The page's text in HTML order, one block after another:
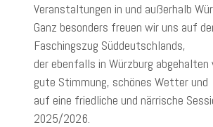
Veranstaltungen in und außerhalb
Ganz besonders freuen wir uns auf
Faschingszug Süddeutschlands,
der ebenfalls in Würzburg abgehalten
gute Stimmung, schönes Wetter und
auf eine friedliche und närrische
2025/2026.